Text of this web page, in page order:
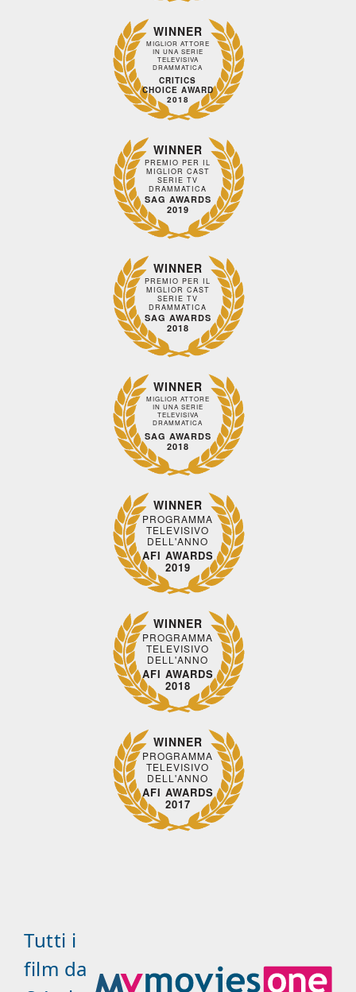
WINNER
MIGLIOR ATTORE
IN UNA SERIE
TELEVISIVA
DRAMMATICA
CRITICS
CHOICE AWARD
2018
WINNER
PREMIO PER IL
MIGLIOR CAST
SERIE TV
DRAMMATICA
SAG AWARDS
2019
WINNER
PREMIO PER IL
MIGLIOR CAST
SERIE TV
DRAMMATICA
SAG AWARDS
2018
WINNER
MIGLIOR ATTORE
IN UNA SERIE
TELEVISIVA
DRAMMATICA
SAG AWARDS
2018
WINNER
PROGRAMMA
TELEVISIVO
DELL'ANNO
AFI AWARDS
2019
WINNER
PROGRAMMA
TELEVISIVO
DELL'ANNO
AFI AWARDS
2018
WINNER
PROGRAMMA
TELEVISIVO
DELL'ANNO
AFI AWARDS
2017
Tutti i
film da